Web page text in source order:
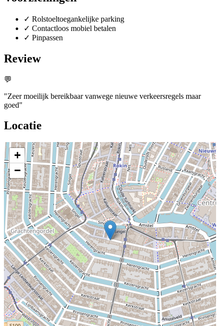
✓ Rolstoeltoegankelijke parking
✓ Contactloos mobiel betalen
✓ Pinpassen
Review
💬
"Zeer moeilijk bereikbaar vanwege nieuwe verkeersregels maar
goed"
Locatie
+
−